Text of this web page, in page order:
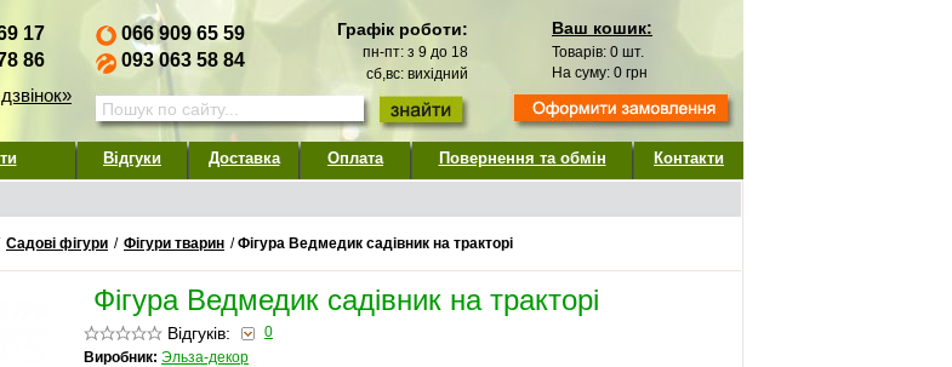
17
86
066 909 65 59
093 063 58 84
Графік роботи:
пн-пт: з 9 до 18
сб,вс: вихідний
Ваш кошик:
Товарів: 0 шт.
На суму: 0 грн
Відгуки Доставка Оплата Повернення та обмін Контакти
Садові фігури / Фігури тварин /Фігура Ведмедик садівник на тракторі
Фігура Ведмедик садівник на тракторі
Відгуків:
0
Виробник: Эльза-декор